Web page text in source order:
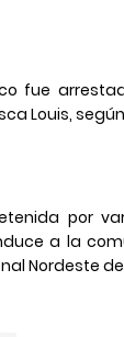
fue
Louis,
por
a la
Nordeste